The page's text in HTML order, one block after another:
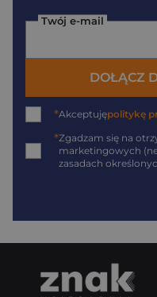
Twój e-mail
DOŁĄCZ
*Akceptujępolitykę
*Zgadzam się na
marketingowych
zasadach